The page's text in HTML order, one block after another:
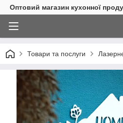
Оптовий магазин кухонної
Товари та послуги